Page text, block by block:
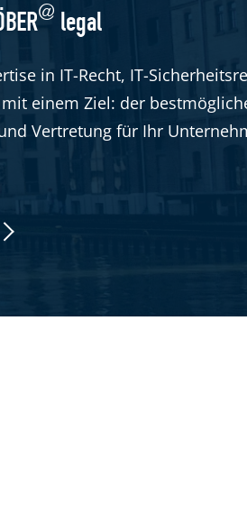
@ legal
in IT-Recht, IT-
einem Ziel: der
Vertretung für Ihr